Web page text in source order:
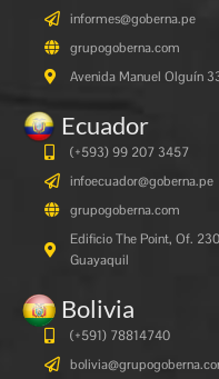
informes@goberna.pe
grupogoberna.com
Avenida Manuel Olguín
Ecuador
(+593) 99 207 3457
infoecuador@goberna.pe
grupogoberna.com
Edificio The Point, Of.
Guayaquil
Bolivia
(+591) 78814740